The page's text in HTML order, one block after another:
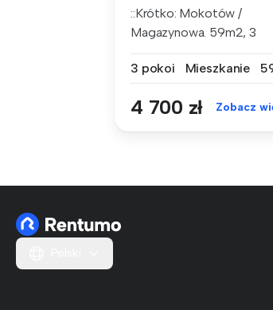
::Krótko: Mokotów /
Magazynowa. 59m2, 3
3 pokoi
Mieszkanie
4 700 zł Zobacz